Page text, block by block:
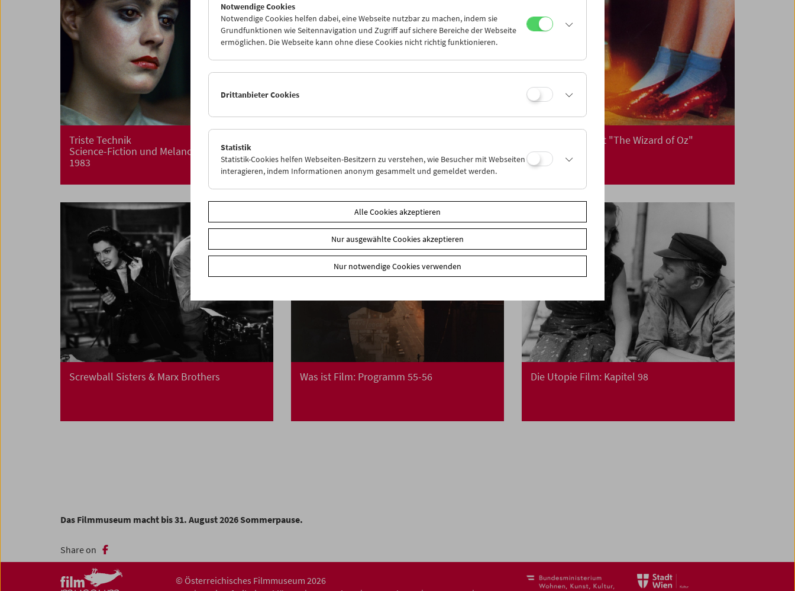
Triste Technik
Science-Fiction und Melancholie, 1968-
1983
Weihnachten mit "The Wizard of Oz"
Screwball Sisters & Marx Brothers Was ist Film: Programm 55-56 Die Utopie Film: Kapitel 98
Das Filmmuseum macht bis 31. August 2026 Sommerpause.
Share on
© Österreichisches Filmmuseum 2026
Notwendige Cookies
Notwendige Cookies helfen dabei, eine Webseite nutzbar zu machen, indem sie
Grundfunktionen wie Seitennavigation und Zugriff auf sichere Bereiche der Webseite
ermöglichen. Die Webseite kann ohne diese Cookies nicht richtig funktionieren.
Drittanbieter Cookies
Statistik
Statistik-Cookies helfen Webseiten-Besitzern zu verstehen, wie Besucher mit Webseiten
interagieren, indem Informationen anonym gesammelt und gemeldet werden.
Alle Cookies akzeptieren
Nur ausgewählte Cookies akzeptieren
Nur notwendige Cookies verwenden